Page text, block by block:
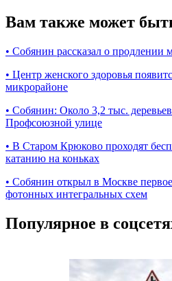
Вам также может
• Собянин рассказал о продлении
• Центр женского здоровья
микрорайоне
• Собянин: Около 3,2 тыс.
Профсоюзной улице
• В Старом Крюково проходят
катанию на коньках
• Собянин открыл в Москве
фотонных интегральных схем
Популярное в